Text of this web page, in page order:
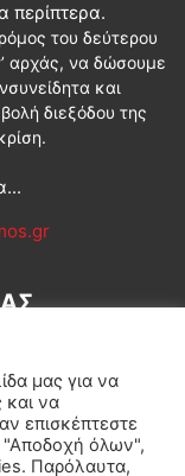
περίπτερα.
του δεύτερου
αρχάς, να δώσουμε
και
διεξόδου της
μας για να
και να
επισκέπτεστε
"Αποδοχή όλων",
Παρόλαυτα,